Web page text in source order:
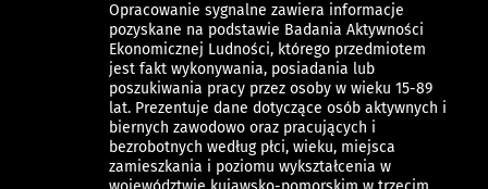
Opracowanie sygnalne zawiera informacje
pozyskane na podstawie Badania Aktywności
Ekonomicznej Ludności, którego przedmiotem
jest fakt wykonywania, posiadania lub
poszukiwania pracy przez osoby w wieku 15-89
lat. Prezentuje dane dotyczące osób aktywnych i
biernych zawodowo oraz pracujących i
bezrobotnych według płci, wieku, miejsca
zamieszkania i poziomu wykształcenia w